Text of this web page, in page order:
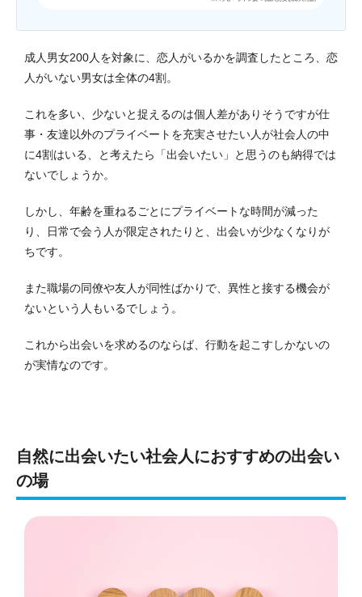
成人男女200人を対象に、恋人がいるかを調査したところ、恋
人がいない男女は全体の4割。
これを多い、少ないと捉えるのは個人差がありそうですが仕
事・友達以外のプライベートを充実させたい人が社会人の中
に4割はいる、と考えたら「出会いたい」と思うのも納得では
ないでしょうか。
しかし、年齢を重ねるごとにプライベートな時間が減った
り、日常で会う人が限定されたりと、出会いが少なくなりが
ちです。
また職場の同僚や友人が同性ばかりで、異性と接する機会が
ないという人もいるでしょう。
これから出会いを求めるのならば、行動を起こすしかないの
が実情なのです。
自然に出会いたい社会人におすすめの出会い
の場